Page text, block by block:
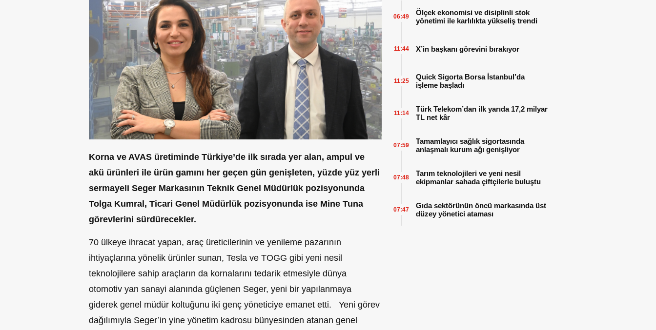
Korna ve AVAS üretiminde Türkiye’de ilk sırada yer alan, ampul ve
akü ürünleri ile ürün gamını her geçen gün genişleten, yüzde yüz yerli
sermayeli Seger Markasının Teknik Genel Müdürlük pozisyonunda
Tolga Kumral, Ticari Genel Müdürlük pozisyonunda ise Mine Tuna
görevlerini sürdürecekler.
70 ülkeye ihracat yapan, araç üreticilerinin ve yenileme pazarının
ihtiyaçlarına yönelik ürünler sunan, Tesla ve TOGG gibi yeni nesil
teknolojilere sahip araçların da kornalarını tedarik etmesiyle dünya
otomotiv yan sanayi alanında güçlenen Seger, yeni bir yapılanmaya
giderek genel müdür koltuğunu iki genç yöneticiye emanet etti. Yeni görev
dağılımıyla Seger’in yine yönetim kadrosu bünyesinden atanan genel
Ölçek ekonomisi ve disiplinli stok
yönetimi ile karlılıkta yükseliş trendi
06:49
X’in başkanı görevini bırakıyor
11:44
Quick Sigorta Borsa İstanbul’da
işleme başladı
11:25
Türk Telekom’dan ilk yarıda 17,2 milyar
TL net kâr
11:14
Tamamlayıcı sağlık sigortasında
anlaşmalı kurum ağı genişliyor
07:59
Tarım teknolojileri ve yeni nesil
ekipmanlar sahada çiftçilerle buluştu
07:48
Gıda sektörünün öncü markasında üst
düzey yönetici ataması
07:47